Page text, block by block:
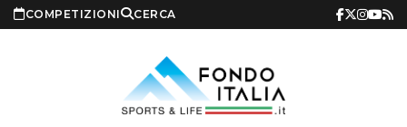
COMPETIZIONI CERCA